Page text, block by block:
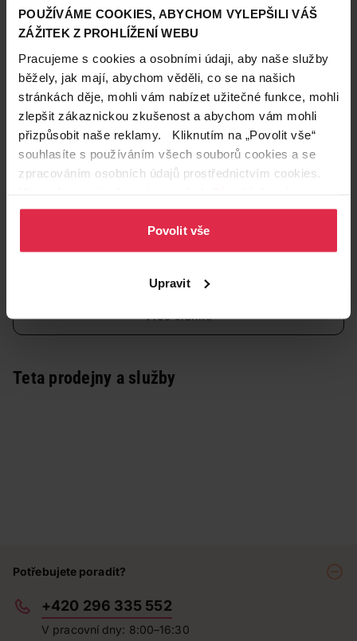
POUŽÍVÁME COOKIES, ABYCHOM VYLEPŠILI VÁŠ
ZÁŽITEK Z PROHLÍŽENÍ WEBU
Pracujeme s cookies a osobními údaji, aby naše služby
běžely, jak mají, abychom věděli, co se na našich
stránkách děje, mohli vám nabízet užitečné funkce, mohli
zlepšit zákaznickou zkušenost a abychom vám mohli
přizpůsobit naše reklamy. Kliknutím na „Povolit vše“
souhlasíte s používáním všech souborů cookies a se
zpracováním osobních údajů prostřednictvím cookies.
osobních údajů.
Povolit vše
Upravit
kroky), pokud chodíte bosa – třeba na dovolené
nebo o víkendu – pak ji provádějte denně.
Ideálně papírový s rukojetí, funguje lépe a je šetrnější
než kovový pilník nebo pemza.
4 základní kroky pro domácí pedikúru:
A jak si nechat ošetřit své nožky v salonu během letní
sezony, si přečtěte v druhém dílu našeho seriálu.
Autor: Eva Suchomelová
Zařazeno pod těmito klíčovými slovy
Více článků
Teta prodejny a služby
Potřebujete poradit?
+420 296 335 552
V pracovní dny: 8:00–16:30